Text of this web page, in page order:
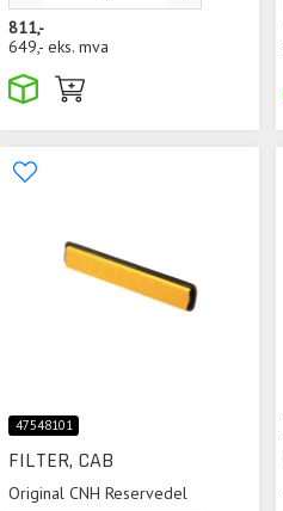
811,-
649,- eks. mva
47548101
FILTER, CAB
Original CNH Reservedel